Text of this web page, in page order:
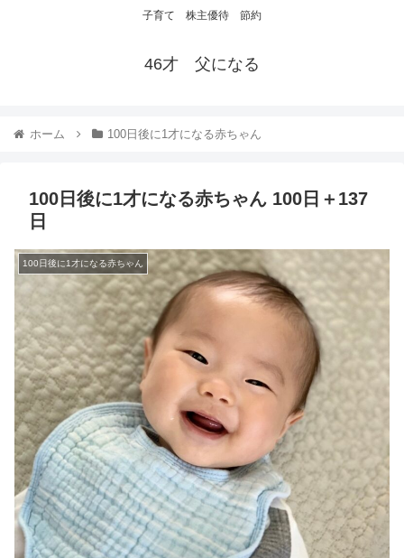
子育て 株主優待 節約
46才 父になる
ホーム 100日後に1才になる赤ちゃん
100日後に1才になる赤ちゃん 100日＋137
日
100日後に1才になる赤ちゃん